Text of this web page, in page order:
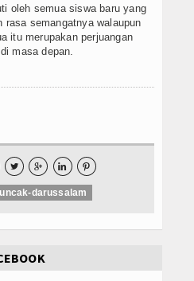
oleh semua siswa baru yang
rasa semangatnya walaupun
itu merupakan perjuangan
masa depan.
   
darussalam